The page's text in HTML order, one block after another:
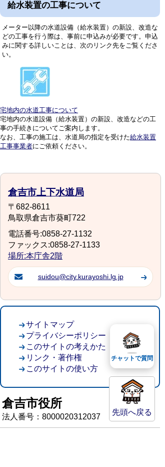
給水装置の工事について
メーター以降の水道設備（給水装置）の新設、改造な
どの工事を行う際は、事前に申込みが必要です。申込
みに関する詳しいことは、次のリンク先をご覧くださ
い。
宅地内の水道工事について
宅地内の水道設備（給水装置）の新設、改造などの工
事の手続きについてご案内します。
なお、工事の施工は、水道局の指定を受けた給水装置
工事事業者にご依頼ください。
倉吉市上下水道局
〒682-8611
鳥取県倉吉市葵町722
電話番号:0858-27-1132
ファックス:0858-27-1133
場所:本庁舎2階
suidou@city.kurayoshi.lg.jp
先頭へ戻る
サイトマップ
プライバシーポリシー
このサイトの考えかた
リンク・著作権
このサイトの使い方
倉吉市役所
法人番号：8000020312037
チャットで質問